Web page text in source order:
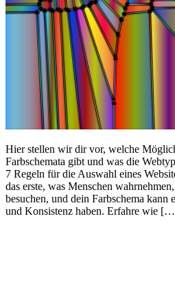
Hier stellen wir dir vor, welche
Farbschemata gibt und was die
7 Regeln für die Auswahl eines
das erste, was Menschen
besuchen, und dein Farbschema kann
und Konsistenz haben. Erfahre wie